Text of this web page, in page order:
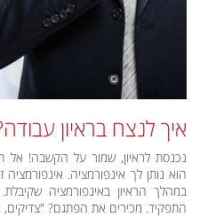
איך לנצח בראיון
נכנסת לראיון, שמור על הקשבה! אל
הוא נותן לך אינפורמציה.
במהלך הראיון באינפורמציה
התפקיד. מכירים את הפתגם? "צדיקים,